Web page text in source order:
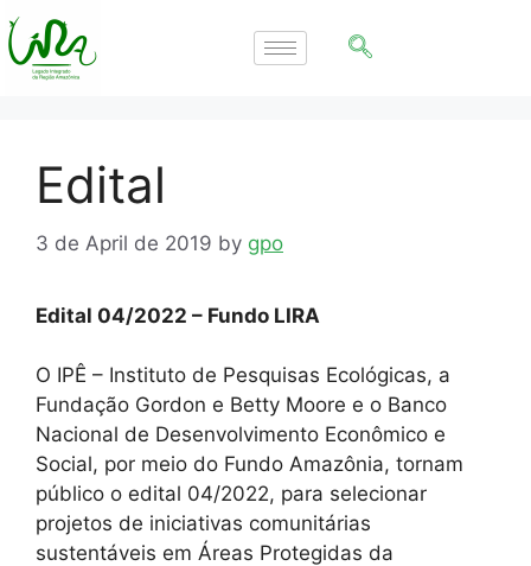
Edital
3 de April de 2019 by gpo
Edital 04/2022 – Fundo LIRA
O IPÊ – Instituto de Pesquisas Ecológicas, a
Fundação Gordon e Betty Moore e o Banco
Nacional de Desenvolvimento Econômico e
Social, por meio do Fundo Amazônia, tornam
público o edital 04/2022, para selecionar
projetos de iniciativas comunitárias
sustentáveis em Áreas Protegidas da